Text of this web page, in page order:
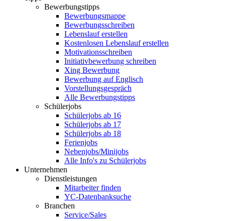
Bewerbungstipps
Bewerbungsmappe
Bewerbungsschreiben
Lebenslauf erstellen
Kostenlosen Lebenslauf erstellen
Motivationsschreiben
Initiativbewerbung schreiben
Xing Bewerbung
Bewerbung auf Englisch
Vorstellungsgespräch
Alle Bewerbungstipps
Schülerjobs
Schülerjobs ab 16
Schülerjobs ab 17
Schülerjobs ab 18
Ferienjobs
Nebenjobs/Minijobs
Alle Info's zu Schülerjobs
Unternehmen
Dienstleistungen
Mitarbeiter finden
YC-Datenbanksuche
Branchen
Service/Sales